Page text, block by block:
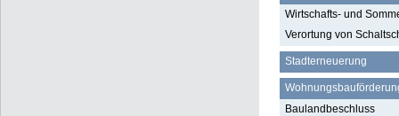
Wirtschafts- und
Verortung von
Stadterneuerung
Baulandbeschluss